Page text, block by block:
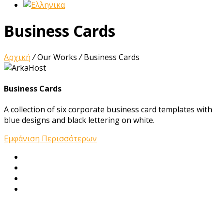
Business Cards
Αρχική /Our Works/Business Cards
Business Cards
A collection of six corporate business card templates with
blue designs and black lettering on white.
Εμφάνιση Περισσότερων